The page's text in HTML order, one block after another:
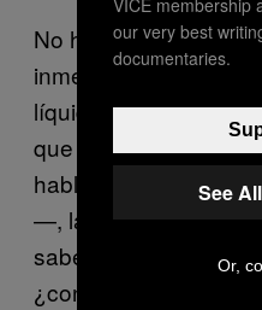
No hay mal que por
inmediatez y el
líquido de nuestras
que hablaba
hablado de todo
—, la psicoterapeuta
saber distinguir entre
¿conocemos a
our very best
documentaries.
See
Or,